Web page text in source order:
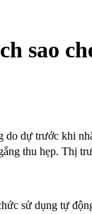
sao
do dự trước khi
thu hẹp. Thị
sử dụng tự